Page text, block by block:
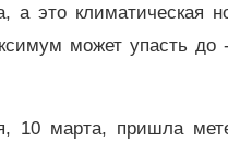
а это климатическая
может упасть до
марта, пришла